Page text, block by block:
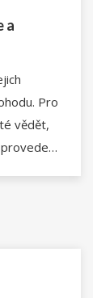
a
Pro
vědět,